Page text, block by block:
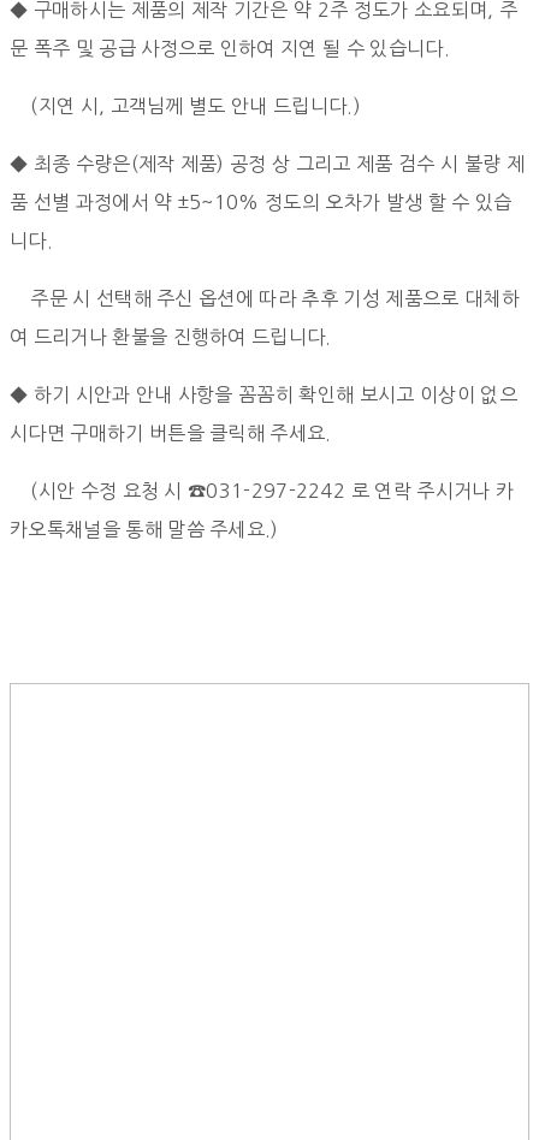
◆ 구매하시는 제품의 제작 기간은 약 2주 정도가 소요되며, 주
문 폭주 및 공급 사정으로 인하여 지연 될 수 있습니다.
(지연 시, 고객님께 별도 안내 드립니다.)
◆ 최종 수량은(제작 제품) 공정 상 그리고 제품 검수 시 불량 제
품 선별 과정에서 약 ±5~10% 정도의 오차가 발생 할 수 있습
니다.
주문 시 선택해 주신 옵션에 따라 추후 기성 제품으로 대체하
여 드리거나 환불을 진행하여 드립니다.
◆ 하기 시안과 안내 사항을 꼼꼼히 확인해 보시고 이상이 없으
시다면 구매하기 버튼을 클릭해 주세요.
(시안 수정 요청 시 ☎031-297-2242 로 연락 주시거나 카
카오톡채널을 통해 말씀 주세요.)